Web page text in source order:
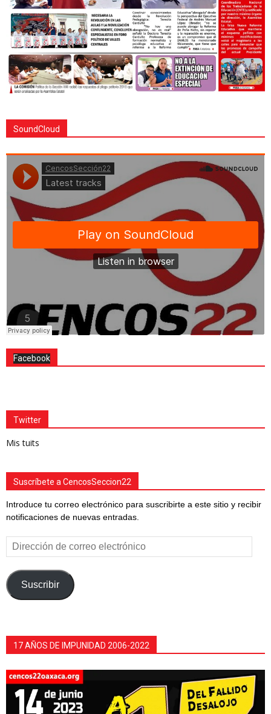
SoundCloud
Facebook
Twitter
Mis tuits
Suscríbete a CencosSeccion22
Introduce tu correo electrónico para suscribirte a este sitio y recibir
notificaciones de nuevas entradas.
Dirección
de
electrónico
Suscribir
17 AÑOS DE IMPUNIDAD 2006-2022